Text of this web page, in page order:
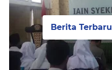
Berita Terbaru